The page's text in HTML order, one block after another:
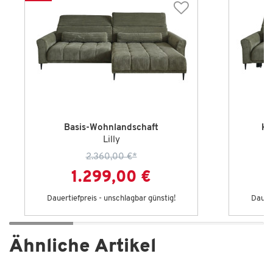
Basis-Wohnlandschaft
Lilly
2.360,00 €*
1.299,00 €
Dauertiefpreis - unschlagbar günstig!
Ähnliche Artikel